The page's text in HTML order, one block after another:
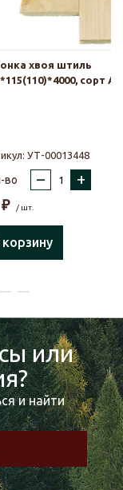
хвоя штиль
сорт
УТ-00013448
во – +
₽ / шт.
корзину
или
и найти